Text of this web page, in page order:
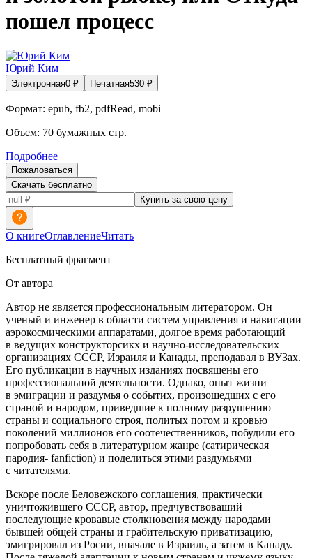
пошел процесс
Юрий Ким
Электронная0 ₽ Печатная530 ₽
Формат: epub, fb2, pdfRead, mobi
Объем: 70 бумажных стр.
Подробнее
Пожаловаться
Скачать бесплатно
Купить за свою цену
О книгеОглавлениеЧитать
Бесплатный фрагмент
От автора
Автор не является профессиональным литератором. Он
ученый и инженер в области систем управления и навигации
аэрокосмическими аппаратами, долгое время работающий
в ведущих конструкторсикх и научно-исследовательских
организациях СССР, Израиля и Канады, преподавал в ВУЗах.
Его публикации в научных изданиях посвящены его
профессиональной деятельности. Однако, опыт жизни
в эмиграции и раздумья о событих, произошедших с его
страной и народом, приведшие к полному разрушению
страны и социального строя, политых потом и кровью
поколений миллионов его соотечественников, побудили его
попробовать себя в литературном жанре (сатирическая
пародия- fanfiction) и поделиться этими раздумьями
с читателями.
Вскоре после Беловежского соглашения, практически
уничтожившего СССР, автор, предчувствоваший
последующие кровавые столкновения между народами
бывшей общей страны и грабительскую приватизацию,
эмигрировал из Росии, вначале в Израиль, а затем в Канаду.